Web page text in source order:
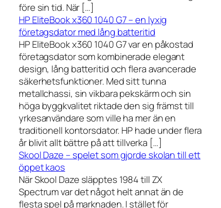
före sin tid. När […]
HP EliteBook x360 1040 G7 – en lyxig
företagsdator med lång batteritid
HP EliteBook x360 1040 G7 var en påkostad
företagsdator som kombinerade elegant
design, lång batteritid och flera avancerade
säkerhetsfunktioner. Med sitt tunna
metallchassi, sin vikbara pekskärm och sin
höga byggkvalitet riktade den sig främst till
yrkesanvändare som ville ha mer än en
traditionell kontorsdator. HP hade under flera
år blivit allt bättre på att tillverka […]
Skool Daze – spelet som gjorde skolan till ett
öppet kaos
När Skool Daze släpptes 1984 till ZX
Spectrum var det något helt annat än de
flesta spel på marknaden. I stället för